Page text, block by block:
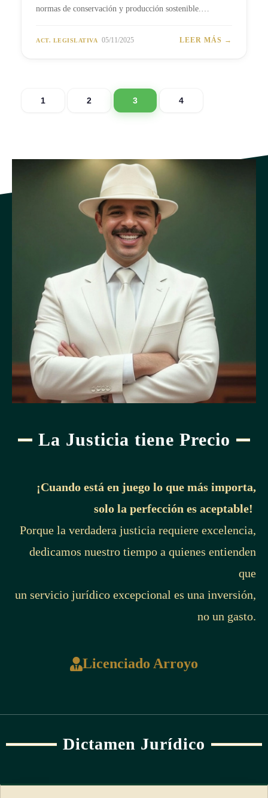
normas de conservación y producción sostenible.…
ACT. LEGISLATIVA 05/11/2025 LEER MÁS →
1 2 3 4
La Justicia tiene Precio
¡Cuando está en juego lo que más importa,
solo la perfección es aceptable!
Porque la verdadera justicia requiere excelencia,
dedicamos nuestro tiempo a quienes entienden
que
un servicio jurídico excepcional es una inversión,
no un gasto.
Licenciado Arroyo
Dictamen Jurídico